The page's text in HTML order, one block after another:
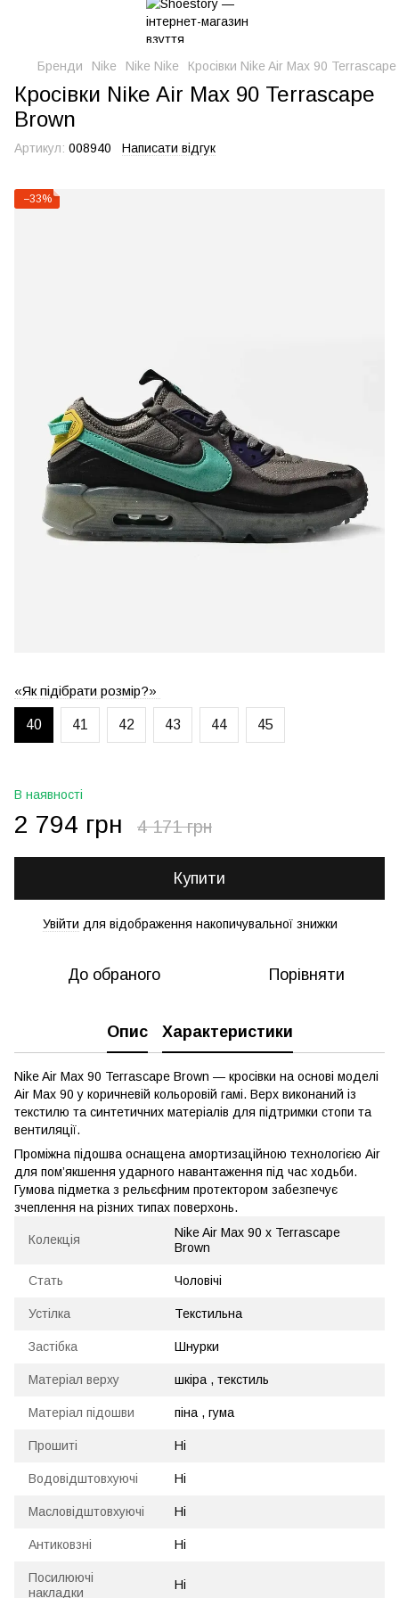
Бренди Nike Nike Nike Кросівки Nike Air Max 90
Кросівки Nike Air Max 90 Terrascape
Brown
Артикул: 008940 Написати відгук
−33%
«Як підібрати розмір?»
40 41 42 43 44 45
В наявності
2 794 грн 4 171 грн
Купити
Увійти для відображення накопичувальної знижки
До обраного Порівняти
Опис Характеристики
Nike Air Max 90 Terrascape Brown — кросівки на основі моделі
Air Max 90 у коричневій кольоровій гамі. Верх виконаний із
текстилю та синтетичних матеріалів для підтримки стопи та
вентиляції.
Проміжна підошва оснащена амортизаційною технологією Air
для пом’якшення ударного навантаження під час ходьби.
Гумова підметка з рельєфним протектором забезпечує
зчеплення на різних типах поверхонь.
Колекція
Nike Air Max 90 x Terrascape
Brown
Стать Чоловічі
Устілка Текстильна
Застібка Шнурки
Матеріал верху шкіра , текстиль
Матеріал підошви піна , гума
Прошиті Ні
Водовідштовхуючі Ні
Масловідштовхуючі Ні
Антиковзні Ні
Посилюючі
накладки
Ні